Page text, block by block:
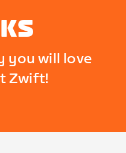
you will love
Zwift!